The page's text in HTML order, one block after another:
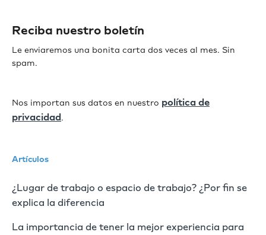
Reciba nuestro boletín
Le enviaremos una bonita carta dos veces al mes. Sin
spam.
Nos importan sus datos en nuestro política de
privacidad.
Artículos
¿Lugar de trabajo o espacio de trabajo? ¿Por fin se
explica la diferencia
La importancia de tener la mejor experiencia para